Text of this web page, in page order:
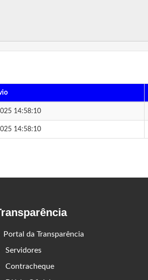
14:58:10
14:58:10
Portal da Transparência
Servidores
Contracheque